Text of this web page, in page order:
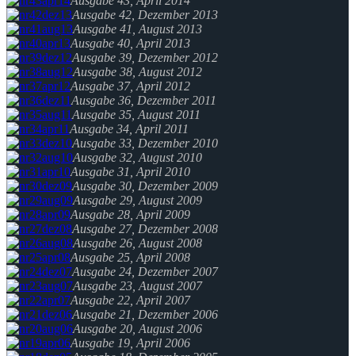
Ausgabe 42, Dezember 2013
Ausgabe 41, August 2013
Ausgabe 40, April 2013
Ausgabe 39, Dezember 2012
Ausgabe 38, August 2012
Ausgabe 37, April 2012
Ausgabe 36, Dezember 2011
Ausgabe 35, August 2011
Ausgabe 34, April 2011
Ausgabe 33, Dezember 2010
Ausgabe 32, August 2010
Ausgabe 31, April 2010
Ausgabe 30, Dezember 2009
Ausgabe 29, August 2009
Ausgabe 28, April 2009
Ausgabe 27, Dezember 2008
Ausgabe 26, August 2008
Ausgabe 25, April 2008
Ausgabe 24, Dezember 2007
Ausgabe 23, August 2007
Ausgabe 22, April 2007
Ausgabe 21, Dezember 2006
Ausgabe 20, August 2006
Ausgabe 19, April 2006